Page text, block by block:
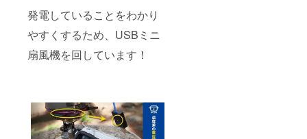
発電していることをわかり
やすくするため、USBミニ
扇風機を回しています！